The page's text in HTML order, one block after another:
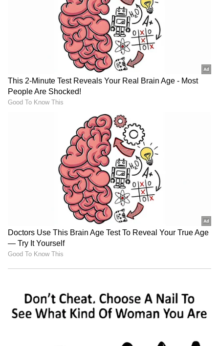
ఆపే ప్రయత్నం చేస్తారు. మరి అది సాధ్యమైందా? జార్జ్ కుట్టీ
ఫ్యామిలీకి శిక్ష పడిందా? జార్జ్ కుట్టి తన ఫ్యామిలీని
కాపాడుకునేందుకు ఏం చేశాడు? ఈ కేసులో ఎలాంటి ట్విస్ట్
లు చోటు చేసుకున్నాయనేది మిగిలిన కథ.